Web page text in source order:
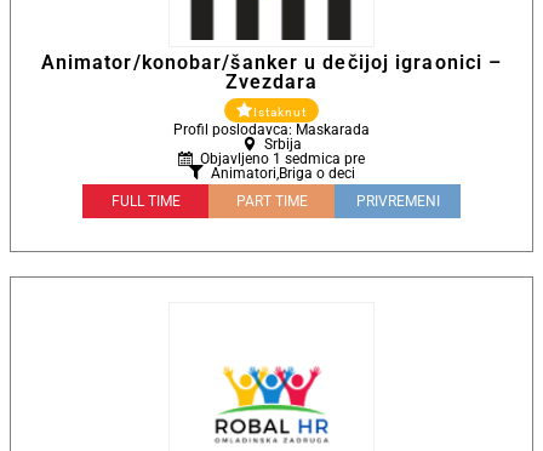
Animator/konobar/šanker u dečijoj igraonici –
Zvezdara
Istaknut
Profil poslodavca: Maskarada
Srbija
Objavljeno 1 sedmica pre
Animatori,Briga o deci
FULL TIME
PART TIME PRIVREMENI